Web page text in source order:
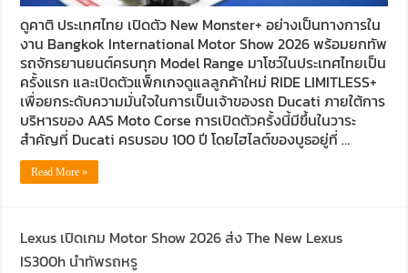
ดูคาติ ประเทศไทย เปิดตัว New Monster+ อย่างเป็นทางการใน
งาน Bangkok International Motor Show 2026 พร้อมยกทัพ
รถจักรยานยนต์ครบทุก Model Range มาโชว์ในประเทศไทยเป็น
ครั้งแรก และเปิดตัวแพ็กเกจดูแลลูกค้าใหม่ RIDE LIMITLESS+
เพื่อยกระดับความมั่นใจในการเป็นเจ้าของรถ Ducati ภายใต้การ
บริหารของ AAS Moto Corse การเปิดตัวครั้งนี้มีขึ้นในวาระ
สำคัญที่ Ducati ครบรอบ 100 ปี โดยไฮไลต์ของบูธอยู่ที่ …
Read More »
Lexus เปิดเกม Motor Show 2026 ส่ง The New Lexus
IS300h นำทัพรถหรู